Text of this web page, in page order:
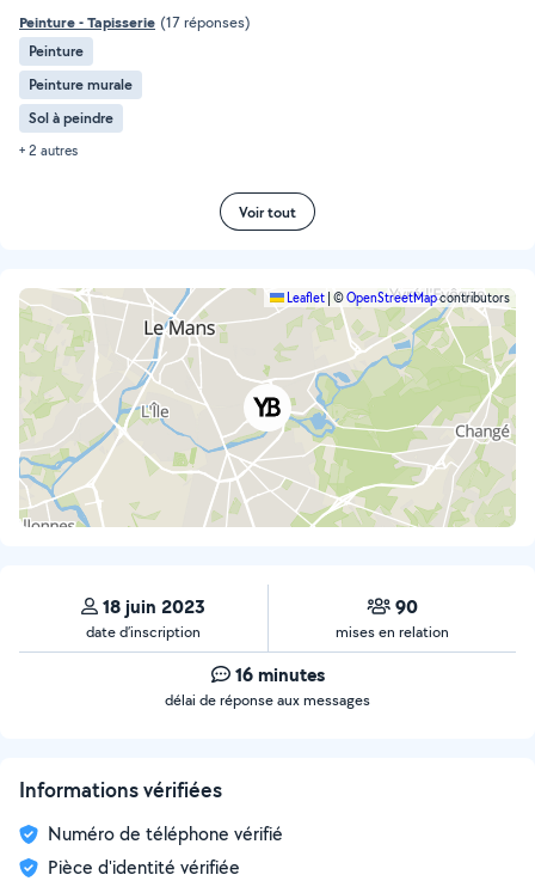
Peinture - Tapisserie (17 réponses)
Peinture
Peinture murale
Sol à peindre
+ 2 autres
Voir tout
Leaflet ©OpenStreetMapcontributors
18 juin 2023
date d’inscription
90
mises en relation
16 minutes
délai de réponse aux messages
Informations vérifiées
Numéro de téléphone vérifié
Pièce d'identité vérifiée